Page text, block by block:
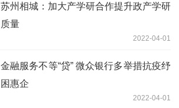
苏州相城：加大产学研合作提升政产学研
质量
2022-04-01
金融服务不等“贷” 微众银行多举措抗疫纾
困惠企
2022-04-01